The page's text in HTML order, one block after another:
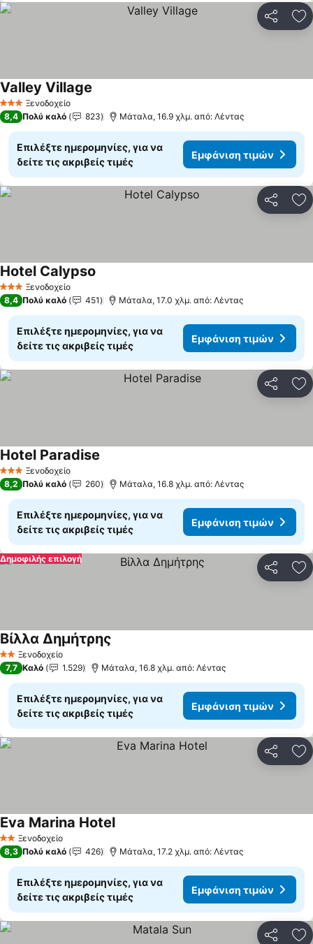
3 ΑστέριαΞενοδοχείο
Valley Village
8,4 Πολύ καλό 823 Μάταλα, 16.9 χλμ. από: Λέντας
Επιλέξτε ημερομηνίες, για να
δείτε τις ακριβείς τιμές
Εμφάνιση τιμών
3 ΑστέριαΞενοδοχείο
Hotel Calypso
8,4 Πολύ καλό 451 Μάταλα, 17.0 χλμ. από: Λέντας
Επιλέξτε ημερομηνίες, για να
δείτε τις ακριβείς τιμές
Εμφάνιση τιμών
3 ΑστέριαΞενοδοχείο
Hotel Paradise
8,2 Πολύ καλό 260 Μάταλα, 16.8 χλμ. από: Λέντας
Επιλέξτε ημερομηνίες, για να
δείτε τις ακριβείς τιμές
Εμφάνιση τιμών
Δημοφιλής επιλογή
2 ΑστέριαΞενοδοχείο
Βίλλα Δημήτρης
7,7 Καλό 1.529 Μάταλα, 16.8 χλμ. από: Λέντας
Επιλέξτε ημερομηνίες, για να
δείτε τις ακριβείς τιμές
Εμφάνιση τιμών
2 ΑστέριαΞενοδοχείο
Eva Marina HotelΕμφάνιση τιμών
8,3 Πολύ καλό 426 Μάταλα, 17.2 χλμ. από: Λέντας
Επιλέξτε ημερομηνίες, για να
δείτε τις ακριβείς τιμές
Εμφάνιση τιμών